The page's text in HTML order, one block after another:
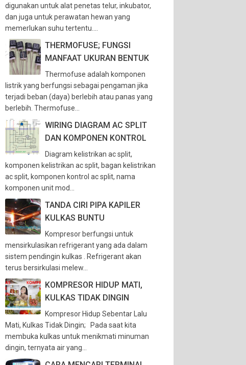
digunakan untuk alat penetas telur, inkubator,
dan juga untuk perawatan hewan yang
memerlukan suhu tertentu....
THERMOFUSE; FUNGSI
MANFAAT UKURAN BENTUK
Thermofuse adalah komponen
listrik yang berfungsi sebagai pengaman jika
terjadi beban (daya) berlebih atau panas yang
berlebih. Thermofuse...
WIRING DIAGRAM AC SPLIT
DAN KOMPONEN KONTROL
Diagram kelistrikan ac split,
komponen kelistrikan ac split, bagan kelistrikan
ac split, komponen kontrol ac split, nama
komponen unit mod...
TANDA CIRI PIPA KAPILER
KULKAS BUNTU
Kompresor berfungsi untuk
mensirkulasikan refrigerant yang ada dalam
sistem pendingin kulkas . Refrigerant akan
terus bersirkulasi melew...
KOMPRESOR HIDUP MATI,
KULKAS TIDAK DINGIN
Kompresor Hidup Sebentar Lalu
Mati, Kulkas Tidak Dingin; Pada saat kita
membuka kulkas untuk menikmati minuman
dingin, ternyata air yang...